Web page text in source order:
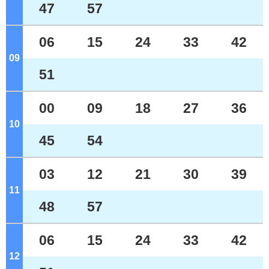
47 57
09 ジ
06 15 24 33 42
51
10 ジ
00 09 18 27 36
45 54
11 ジ
03 12 21 30 39
48 57
12 ジ
06 15 24 33 42